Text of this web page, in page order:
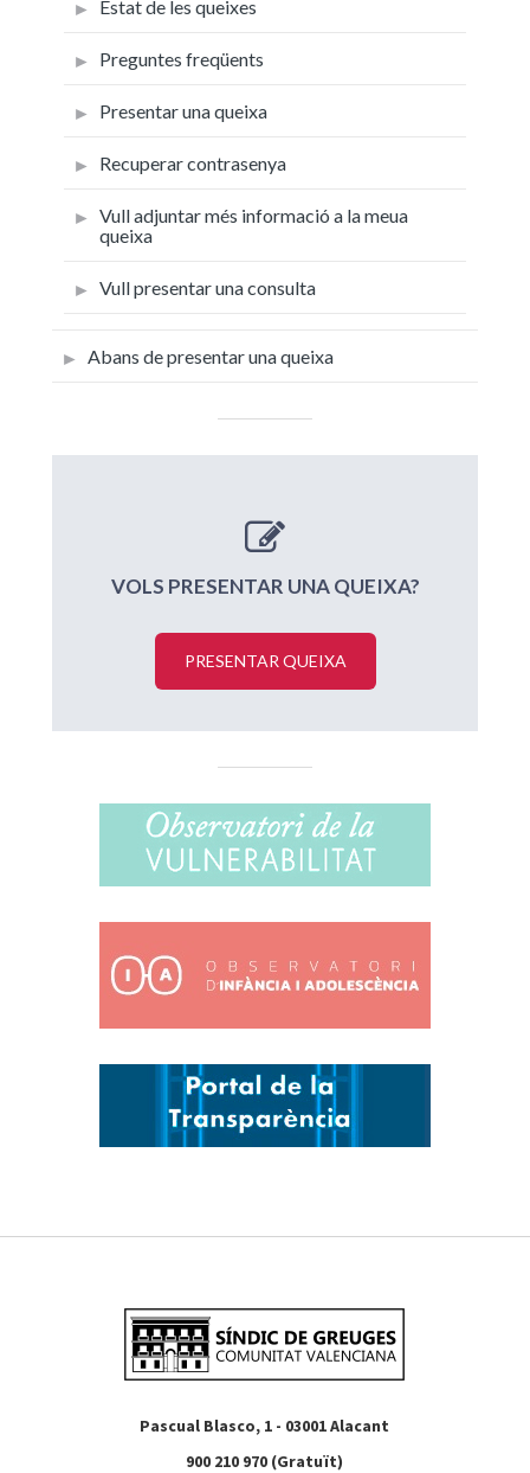
Estat de les queixes
Preguntes freqüents
Presentar una queixa
Recuperar contrasenya
Vull adjuntar més informació a la meua
queixa
Vull presentar una consulta
Abans de presentar una queixa
VOLS PRESENTAR UNA QUEIXA?
PRESENTAR QUEIXA
Pascual Blasco, 1 - 03001 Alacant
900 210 970 (Gratuït)